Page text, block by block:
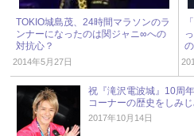
TOKIO城島茂、24時間マラソンのラ
ンナーになったのは関ジャニ∞への
対抗心？
2014年5月27日
祝『滝沢電波城』10周
コーナーの歴史をしみ
2017年10月14日